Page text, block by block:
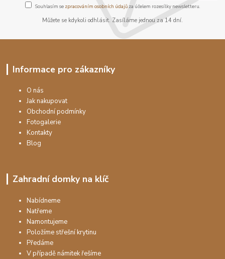
Souhlasím se zpracováním osobních údajůza účelem rozesílky newsletteru.
Můžete se kdykoli odhlásit. Zasíláme jednou za 14 dní.
Informace pro zákazníky
O nás
Jak nakupovat
Obchodní podmínky
Fotogalerie
Kontakty
Blog
Zahradní domky na klíč
Nabídneme
Natřeme
Namontujeme
Položíme střešní krytinu
Předáme
V případě námitek řešíme